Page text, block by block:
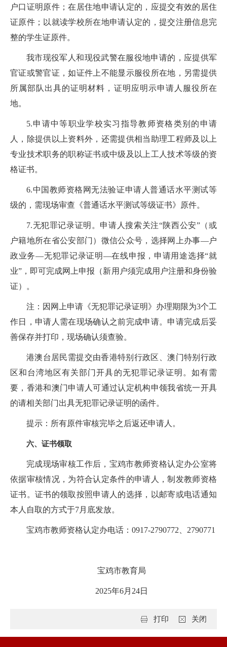
户口证明原件；在居住地申请认定的，应提交有效的居住
证原件；以就读学校所在地申请认定的，提交注册信息完
整的学生证原件。
我市现役军人和现役武警在服役地申请的，应提供军
官证或警官证，如证件上不能显示服役所在地，另需提供
所属部队出具的证明材料，证明应明示申请人服役所在
地。
5.申请中等职业学校实习指导教师资格类别的申请
人，除提供以上资料外，还需提供相当助理工程师及以上
专业技术职务的职称证书或中级及以上工人技术等级的资
格证书。
6.中国教师资格网无法验证申请人普通话水平测试等
级的，需现场审查《普通话水平测试等级证书》原件。
7.无犯罪记录证明。申请人搜索关注“陕西公安”（或
户籍地所在省公安部门）微信公众号，选择网上办事—户
政业务—无犯罪记录证明—在线申报，申请用途选择“就
业”，即可完成网上申报（新用户须完成用户注册和身份验
证）。
注：因网上申请《无犯罪记录证明》办理期限为3个工
作日，申请人需在现场确认之前完成申请。申请完成后妥
善保存并打印，现场确认须查验。
港澳台居民需提交由香港特别行政区、澳门特别行政
区和台湾地区有关部门开具的无犯罪记录证明。如有需
要，香港和澳门申请人可通过认定机构申领我省统一开具
的请相关部门出具无犯罪记录证明的函件。
提示：所有原件审核完毕之后返还申请人。
六、证书领取
完成现场审核工作后，宝鸡市教师资格认定办公室将
依据审核情况，为符合认定条件的申请人，制发教师资格
证书。证书的领取按照申请人的选择，以邮寄或电话通知
本人自取的方式于7月底发放。
宝鸡市教师资格认定办电话：0917-2790772、2790771
宝鸡市教育局
2025年6月24日
关闭
打印